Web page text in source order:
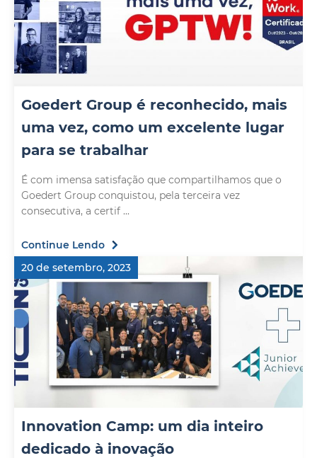
Goedert Group é reconhecido, mais
uma vez, como um excelente lugar
para se trabalhar
É com imensa satisfação que compartilhamos que o
Goedert Group conquistou, pela terceira vez
consecutiva, a certif ...
Continue Lendo
20 de setembro, 2023
Innovation Camp: um dia inteiro
dedicado à inovação